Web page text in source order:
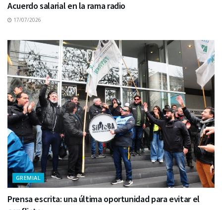
Acuerdo salarial en la rama radio
17/07/2026
GREMIAL
Prensa escrita: una última oportunidad para evitar el